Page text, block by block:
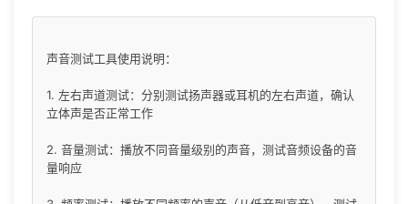
声音测试工具使用说明：
1. 左右声道测试：分别测试扬声器或耳机的左右声道，确认
立体声是否正常工作
2. 音量测试：播放不同音量级别的声音，测试音频设备的音
量响应